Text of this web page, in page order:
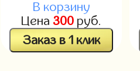
В корзину
Цена 300 руб.
Заказ в 1 клик